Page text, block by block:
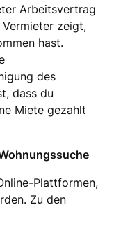
Arbeitsvertrag
zeigt,
hast.
des
dass du
Miete gezahlt
Plattformen,
Zu den